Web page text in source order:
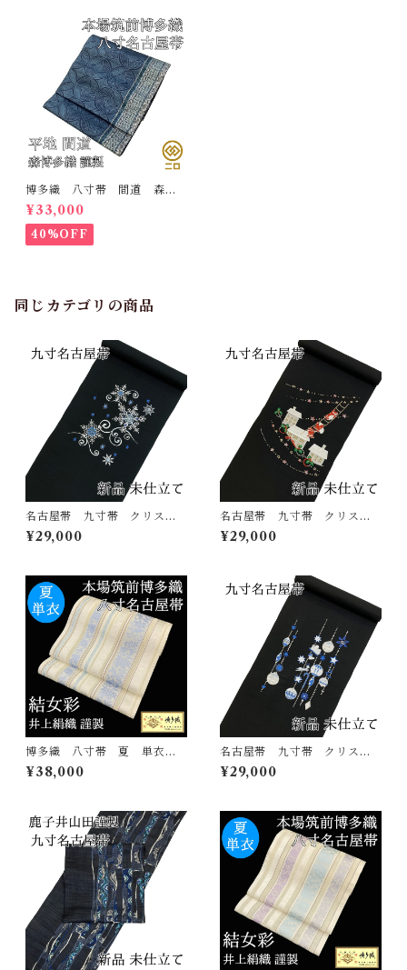
博多織 八寸帯 間道 森博
多織 正絹 日本製 未仕立
て 名古屋帯
¥33,000
40%OFF
同じカテゴリの商品
名古屋帯 九寸帯 クリスマ
ス 刺繍 雪華文 黒 正
絹 日本製 西陣 九寸名古
¥29,000
名古屋帯 九寸帯 クリスマ
ス 刺繍 サンタクロース
黒 正絹 日本製 西陣 九
¥29,000
博多織 八寸帯 夏 単衣
結女彩 井上絹織 正絹 日
本製 未仕立て 名古屋帯
¥38,000
名古屋帯 九寸帯 クリスマ
ス 刺繍 オーメント 黒
正絹 日本製 西陣 九寸名
¥29,000